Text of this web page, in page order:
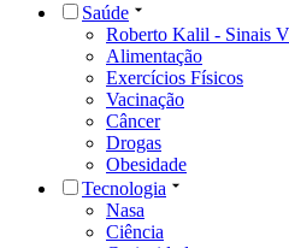
Saúde
Roberto Kalil - Sinais
Alimentação
Exercícios Físicos
Vacinação
Câncer
Drogas
Obesidade
Tecnologia
Nasa
Ciência